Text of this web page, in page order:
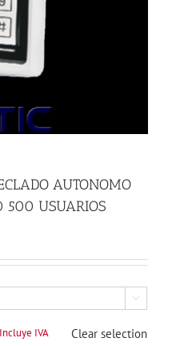
AUTONOMO
500 USUARIOS

IVA Clear selection